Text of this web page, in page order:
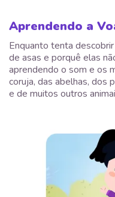
Aprendendo a
Enquanto tenta
de asas e porquê elas
aprendendo o som e os
coruja, das abelhas, dos
e de muitos outros